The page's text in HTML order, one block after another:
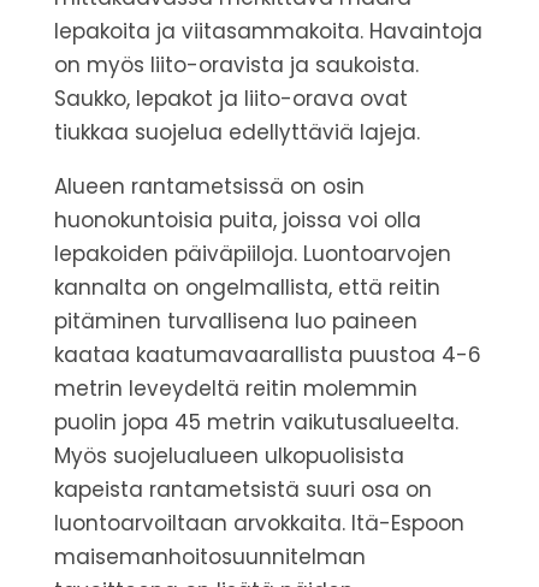
lepakoita ja viitasammakoita. Havaintoja
on myös liito-oravista ja saukoista.
Saukko, lepakot ja liito-orava ovat
tiukkaa suojelua edellyttäviä lajeja.
Alueen rantametsissä on osin
huonokuntoisia puita, joissa voi olla
lepakoiden päiväpiiloja. Luontoarvojen
kannalta on ongelmallista, että reitin
pitäminen turvallisena luo paineen
kaataa kaatumavaarallista puustoa 4-6
metrin leveydeltä reitin molemmin
puolin jopa 45 metrin vaikutusalueelta.
Myös suojelualueen ulkopuolisista
kapeista rantametsistä suuri osa on
luontoarvoiltaan arvokkaita. Itä-Espoon
maisemanhoitosuunnitelman